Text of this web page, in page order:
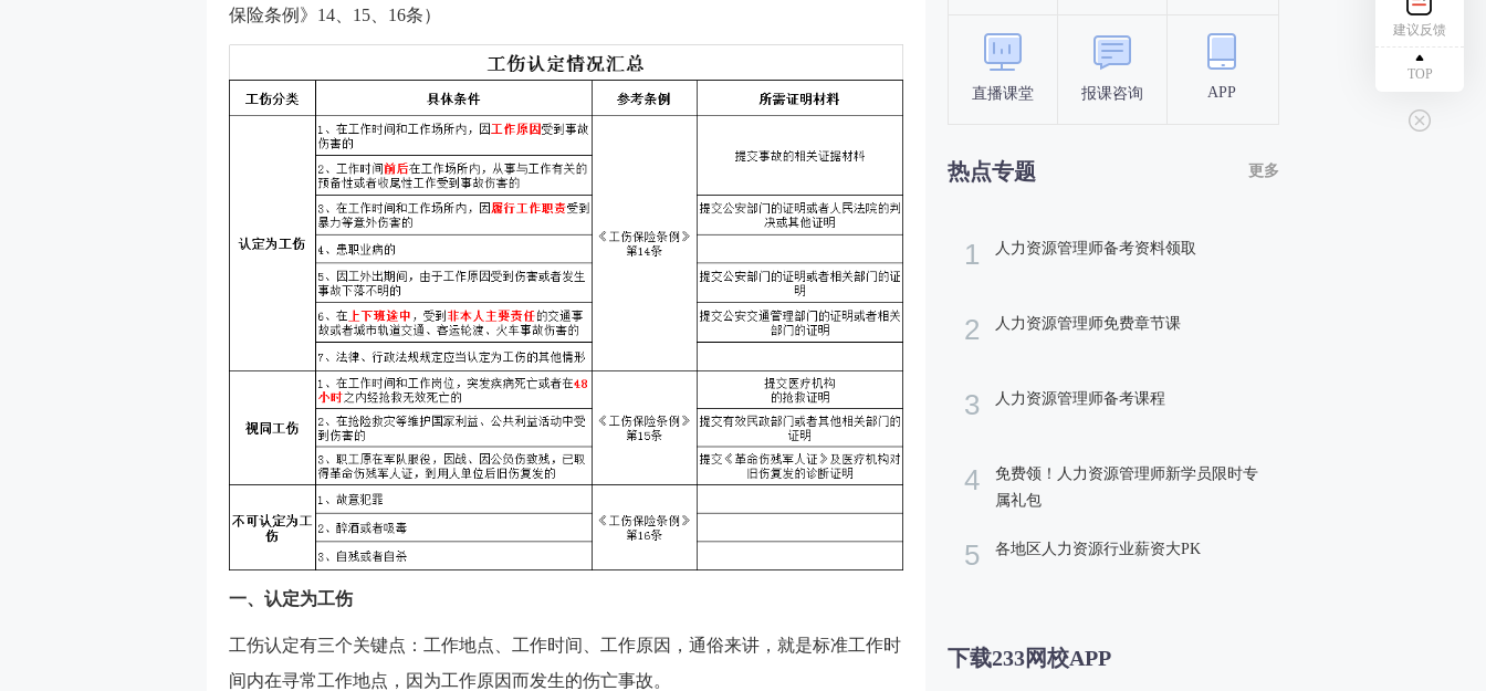
保险条例》14、15、16条）
一、认定为工伤
工伤认定有三个关键点：工作地点、工作时间、工作原因，通俗来讲，就是标准工作时
间内在寻常工作地点，因为工作原因而发生的伤亡事故。
直播课堂 报课咨询 APP
热点专题 更多
1 人力资源管理师备考资料领取
2 人力资源管理师免费章节课
3 人力资源管理师备考课程
4
免费领！人力资源管理师新学员限时专
属礼包
5 各地区人力资源行业薪资大PK
下载233网校APP
建议反馈
TOP